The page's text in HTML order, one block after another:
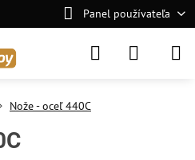
Panel používateľa
Nože - oceľ 440C